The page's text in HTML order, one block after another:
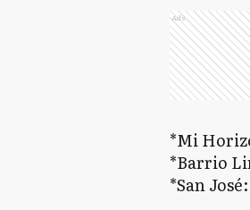
Ads
*Mi
*Barrio
*San